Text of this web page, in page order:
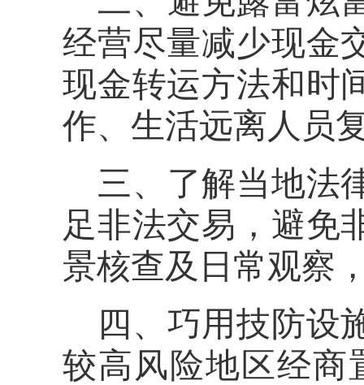
经营尽量减少现金
现金转运方法和时
作、生活远离人员
三、了解当地法
足非法交易，避免
景核查及日常观察
四、巧用技防设
较高风险地区经商